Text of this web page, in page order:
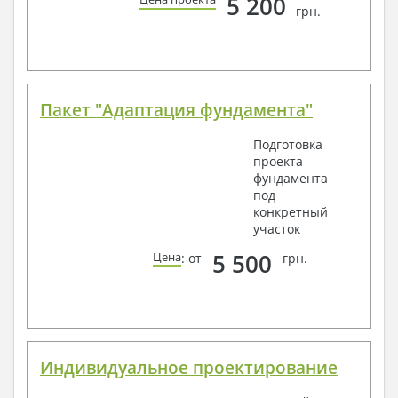
грн.
Пакет "Адаптация фундамента"
Подготовка
проекта
фундамента
под
конкретный
участок
Цена: от 5 500 грн.
Индивидуальное проектирование